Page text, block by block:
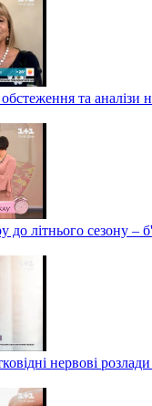
та аналізи
до літнього сезону –
нервові